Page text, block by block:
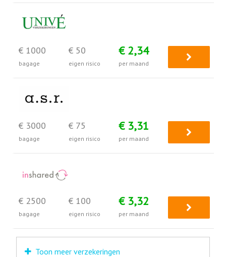
€ 1000
bagage
€ 50
eigen risico
€ 2,34
per maand
€ 3000
bagage
€ 75
eigen risico
€ 3,31
per maand
€ 2500
bagage
€ 100
eigen risico
€ 3,32
per maand
Toon meer verzekeringen